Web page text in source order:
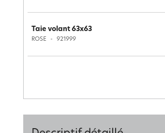
Taie volant 63x63
ROSE 921999